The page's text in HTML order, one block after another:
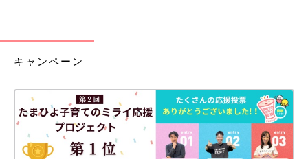
キャンペーン